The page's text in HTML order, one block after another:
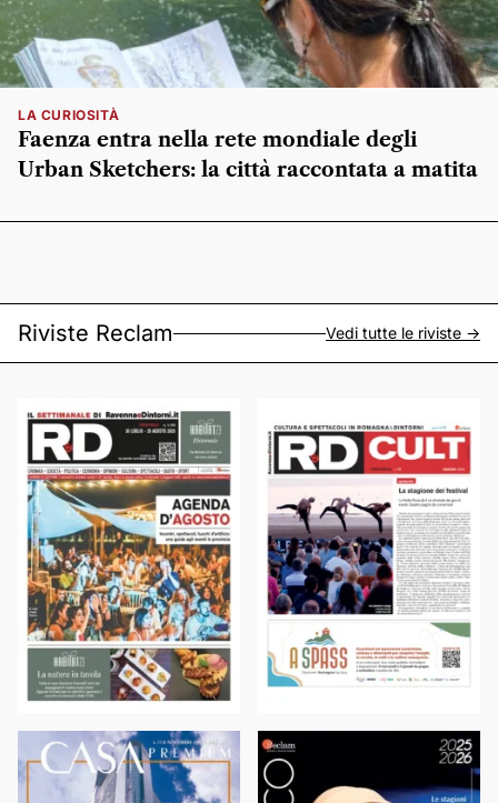
LA CURIOSITÀ
Faenza entra nella rete mondiale degli
Urban Sketchers: la città raccontata a matita
Riviste Reclam Vedi tutte le riviste ->